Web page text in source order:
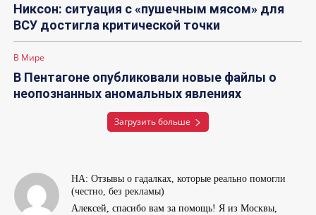
Никсон: ситуация с «пушечным мясом» для
ВСУ достигла критической точки
В Мире
В Пентагоне опубликовали новые файлы о
неопознанных аномальных явлениях
Загрузить больше
НА: Отзывы о гадалках, которые реально помогли
(честно, без рекламы)
Алексей, спасибо вам за помощь! Я из Москвы,